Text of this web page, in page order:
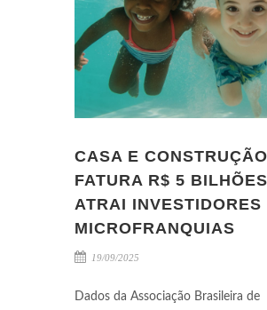
CASA E CONSTRUÇÃO
FATURA R$ 5
ATRAI INVESTIDORES
MICROFRANQUIAS
19/09/2025
Dados da Associação Brasileira de